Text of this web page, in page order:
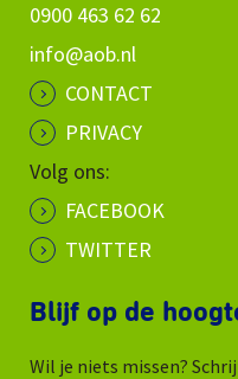
0900 463 62 62
info@aob.nl
CONTACT
PRIVACY
Volg ons:
FACEBOOK
TWITTER
Blijf op de
Wil je niets missen?